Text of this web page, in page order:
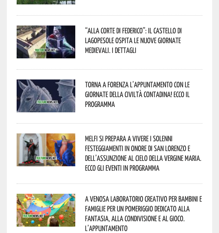
“Alla corte di Federico”: il Castello di
Lagopesole ospita le nuove Giornate
Medievali. I dettagli
Torna a Forenza l’appuntamento con le
Giornate della Civiltà Contadina! Ecco il
programma
Melfi si prepara a vivere i solenni
festeggiamenti in onore di San Lorenzo e
dell’assunzione al cielo della Vergine Maria.
Ecco gli eventi in programma
A Venosa laboratorio creativo per bambini e
famiglie per un pomeriggio dedicato alla
fantasia, alla condivisione e al gioco.
L’appuntamento